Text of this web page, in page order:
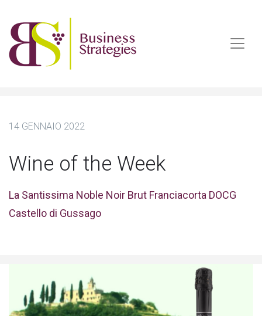
14 GENNAIO 2022
Wine of the Week
La Santissima Noble Noir Brut Franciacorta DOCG
Castello di Gussago